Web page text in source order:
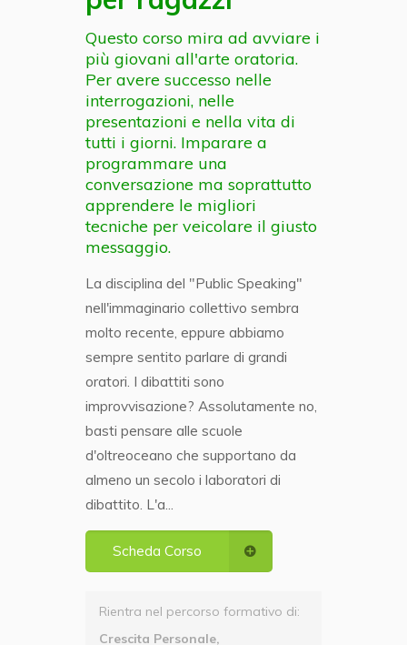
Questo corso mira ad avviare i
più giovani all'arte oratoria.
Per avere successo nelle
interrogazioni, nelle
presentazioni e nella vita di
tutti i giorni. Imparare a
programmare una
conversazione ma soprattutto
apprendere le migliori
tecniche per veicolare il giusto
messaggio.
La disciplina del "Public Speaking"
nell'immaginario collettivo sembra
molto recente, eppure abbiamo
sempre sentito parlare di grandi
oratori. I dibattiti sono
improvvisazione? Assolutamente no,
basti pensare alle scuole
d'oltreoceano che supportano da
almeno un secolo i laboratori di
dibattito. L'a...
Scheda Corso
Rientra nel percorso formativo di:
Crescita Personale,